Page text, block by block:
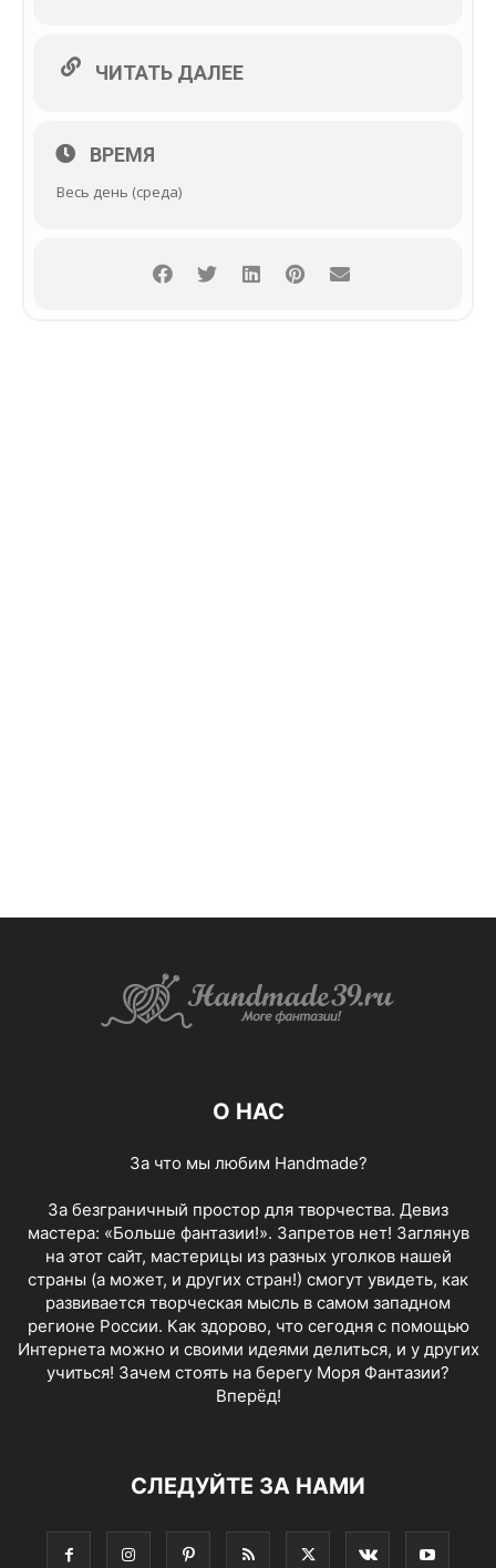
ЧИТАТЬ ДАЛЕЕ
ВРЕМЯ
Весь день (среда)
О НАС
За что мы любим Handmade?
За безграничный простор для творчества. Девиз
мастера: «Больше фантазии!». Запретов нет! Заглянув
на этот сайт, мастерицы из разных уголков нашей
страны (а может, и других стран!) смогут увидеть, как
развивается творческая мысль в самом западном
регионе России. Как здорово, что сегодня с помощью
Интернета можно и своими идеями делиться, и у других
учиться! Зачем стоять на берегу Моря Фантазии?
Вперёд!
СЛЕДУЙТЕ ЗА НАМИ